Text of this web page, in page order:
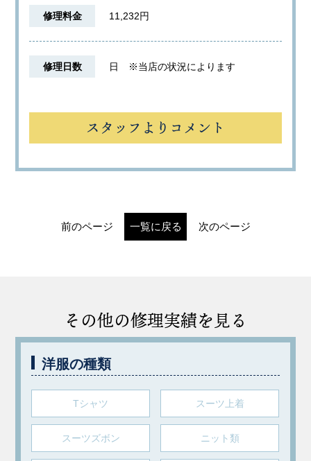
修理料金 11,232円
修理日数 日 ※当店の状況によります
スタッフよりコメント
前のページ 一覧に戻る 次のページ
その他の修理実績を見る
洋服の種類
Tシャツ スーツ上着
スーツズボン ニット類